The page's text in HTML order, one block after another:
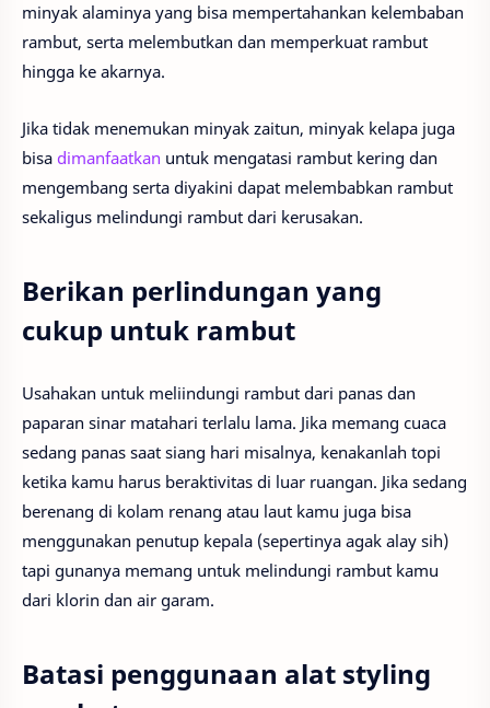
minyak alaminya yang bisa mempertahankan kelembaban
rambut, serta melembutkan dan memperkuat rambut
hingga ke akarnya.
Jika tidak menemukan minyak zaitun, minyak kelapa juga
bisa dimanfaatkan untuk mengatasi rambut kering dan
mengembang serta diyakini dapat melembabkan rambut
sekaligus melindungi rambut dari kerusakan.
Berikan perlindungan yang
cukup untuk rambut
Usahakan untuk meliindungi rambut dari panas dan
paparan sinar matahari terlalu lama. Jika memang cuaca
sedang panas saat siang hari misalnya, kenakanlah topi
ketika kamu harus beraktivitas di luar ruangan. Jika sedang
berenang di kolam renang atau laut kamu juga bisa
menggunakan penutup kepala (sepertinya agak alay sih)
tapi gunanya memang untuk melindungi rambut kamu
dari klorin dan air garam.
Batasi penggunaan alat styling